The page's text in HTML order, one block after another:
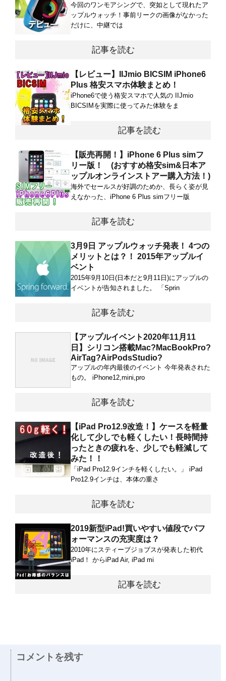
今回のワンモアシングで、突如として現れたア
ップルウォッチ！事前リークの画像がなかった
だけに、中継では
記事を読む
【レビュー】IIJmio BICSIM iPhone6
Plus 格安スマホ体験まとめ！
iPhone6で使う格安スマホで人気の IIJmio
BICSIMを実際に使ってみた体験をま
記事を読む
【販売再開！】iPhone 6 Plus simフ
リー版！ (おすすめ格安sim&日本ア
ップルオンラインストアー購入方法！)
海外でセールスが好調のためか、長らく姿が見
えなかった、iPhone 6 Plus simフリー版
記事を読む
3月9日 アップルウォッチ発表！ 4つの
メリットとは？！ 2015年アップルイ
ベント
2015年9月10日(日本だと9月11日)にアップルの
イベントが告知されました。 「Sprin
記事を読む
【アップルイベント2020年11月11
日】シリコン搭載Mac?MacBookPro?
AirTag?AirPodsStudio?
アップルの年内最後のイベント 今年発表された
もの。 iPhone12,mini,pro
記事を読む
【iPad Pro12.9改造！】ケースを軽量
化して少しでも軽くしたい！長時間持
ったときの疲れを、少しでも軽減して
みた！！
「iPad Pro12.9インチを軽くしたい。」 iPad
Pro12.9インチは、本体の重さ
記事を読む
2019新型iPad!買いやすい値段でパフ
ォーマンスの充実度は？
2010年にスティーブジョブスが発表した初代
iPad！ からiPad Air, iPad mi
記事を読む
コメントを残す